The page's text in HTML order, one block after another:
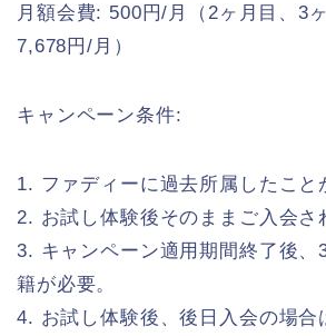
月額会費: 500円/月（2ヶ月目、3
7,678円/月）
キャンペーン条件:
1. ファディーに過去所属したこと
2. お試し体験後そのままご入会さ
3. キャンペーン適用期間終了後、
籍が必要。
4. お試し体験後、後日入会の場合